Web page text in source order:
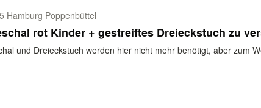
Hamburg Poppenbüttel
rot Kinder + gestreiftes Dreieckstuch zu
und Dreieckstuch werden hier nicht mehr benötigt, aber zum